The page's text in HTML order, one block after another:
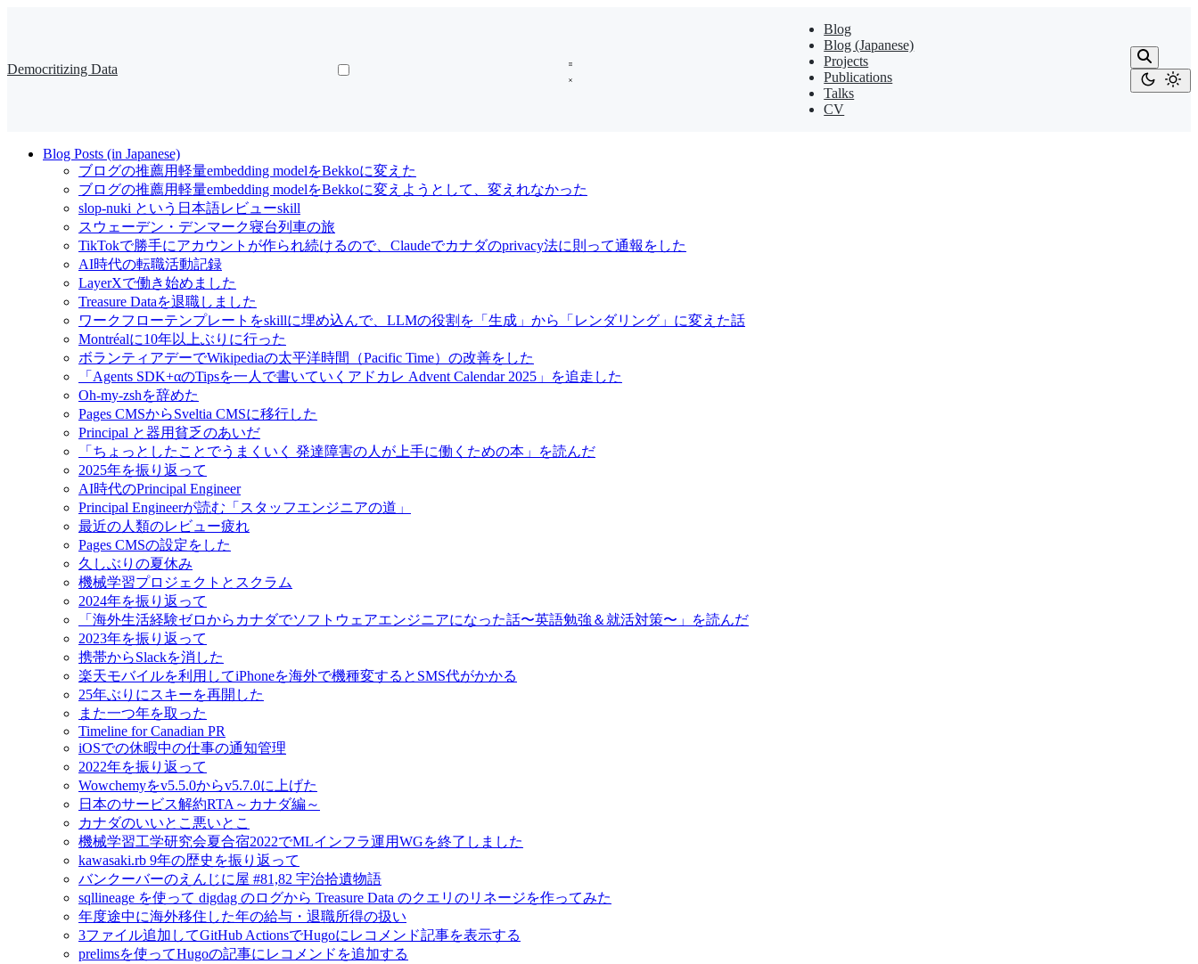
Democritizing Data
Blog
Blog (Japanese)
Projects
Publications
Talks
CV
Blog Posts (in Japanese)
ブログの推薦用軽量embedding modelをBekkoに変えた
ブログの推薦用軽量embedding modelをBekkoに変えようとして、変えれなかった
slop-nuki という日本語レビューskill
スウェーデン・デンマーク寝台列車の旅
TikTokで勝手にアカウントが作られ続けるので、Claudeでカナダのprivacy法に則って通報をした
AI時代の転職活動記録
LayerXで働き始めました
Treasure Dataを退職しました
ワークフローテンプレートをskillに埋め込んで、LLMの役割を「生成」から「レンダリング」に変えた話
Montréalに10年以上ぶりに行った
ボランティアデーでWikipediaの太平洋時間（Pacific Time）の改善をした
「Agents SDK+αのTipsを一人で書いていくアドカレ Advent Calendar 2025」を追走した
Oh-my-zshを辞めた
Pages CMSからSveltia CMSに移行した
Principal と器用貧乏のあいだ
「ちょっとしたことでうまくいく 発達障害の人が上手に働くための本」を読んだ
2025年を振り返って
AI時代のPrincipal Engineer
Principal Engineerが読む「スタッフエンジニアの道」
最近の人類のレビュー疲れ
Pages CMSの設定をした
久しぶりの夏休み
機械学習プロジェクトとスクラム
2024年を振り返って
「海外生活経験ゼロからカナダでソフトウェアエンジニアになった話〜英語勉強＆就活対策〜」を読んだ
2023年を振り返って
携帯からSlackを消した
楽天モバイルを利用してiPhoneを海外で機種変するとSMS代がかかる
25年ぶりにスキーを再開した
また一つ年を取った
Timeline for Canadian PR
iOSでの休暇中の仕事の通知管理
2022年を振り返って
Wowchemyをv5.5.0からv5.7.0に上げた
日本のサービス解約RTA～カナダ編～
カナダのいいとこ悪いとこ
機械学習工学研究会夏合宿2022でMLインフラ運用WGを終了しました
kawasaki.rb 9年の歴史を振り返って
バンクーバーのえんじに屋 #81,82 宇治拾遺物語
sqllineage を使って digdag のログから Treasure Data のクエリのリネージを作ってみた
年度途中に海外移住した年の給与・退職所得の扱い
3ファイル追加してGitHub ActionsでHugoにレコメンド記事を表示する
prelimsを使ってHugoの記事にレコメンドを追加する